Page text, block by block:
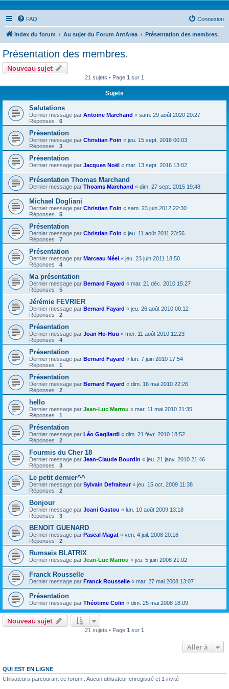
FAQ Connexion
Index du forum Au sujet du Forum AntArea Présentation des membres.
Présentation des membres.
Nouveau sujet
21 sujets • Page 1 sur 1
Sujets
Salutations
Dernier message par Antoine Marchand « sam. 29 août 2020 20:27
Réponses : 6
Présentation
Dernier message par Christian Foin « jeu. 15 sept. 2016 00:03
Réponses : 3
Présentation
Dernier message par Jacques Noël « mar. 13 sept. 2016 13:02
Présentation Thomas Marchand
Dernier message par Thoams Marchand « dim. 27 sept. 2015 19:48
Michael Dogliani
Dernier message par Christian Foin « sam. 23 juin 2012 22:30
Réponses : 5
Présentation
Dernier message par Christian Foin « jeu. 11 août 2011 23:56
Réponses : 7
Présentation
Dernier message par Marceau Néel « jeu. 23 juin 2011 18:50
Réponses : 4
Ma présentation
Dernier message par Bernard Fayard « mar. 21 déc. 2010 15:27
Réponses : 5
Jérémie FEVRIER
Dernier message par Bernard Fayard « jeu. 26 août 2010 00:12
Réponses : 2
Présentation
Dernier message par Joan Ho-Huu « mer. 11 août 2010 12:23
Réponses : 4
Présentation
Dernier message par Bernard Fayard « lun. 7 juin 2010 17:54
Réponses : 1
Présentation
Dernier message par Bernard Fayard « dim. 16 mai 2010 22:26
Réponses : 2
hello
Dernier message par Jean-Luc Marrou « mar. 11 mai 2010 21:35
Réponses : 1
Présentation
Dernier message par Léo Gagliardi « dim. 21 févr. 2010 18:52
Réponses : 2
Fourmis du Cher 18
Dernier message par Jean-Claude Bourdin « jeu. 21 janv. 2010 21:46
Réponses : 3
Le petit dernier^^
Dernier message par Sylvain Defraiteur« jeu. 15 oct. 2009 11:38
Réponses : 2
Bonjour
Dernier message par Joani Gastou « lun. 10 août 2009 13:18
Réponses : 3
BENOIT GUENARD
Dernier message par Pascal Magat « ven. 4 juil. 2008 20:16
Réponses : 2
Rumsais BLATRIX
Dernier message par Jean-Luc Marrou « jeu. 5 juin 2008 21:02
Franck Rousselle
Dernier message par Franck Rousselle « mar. 27 mai 2008 13:07
Présentation
Dernier message par Théotime Colin « dim. 25 mai 2008 18:09
Nouveau sujet
21 sujets • Page 1 sur 1
Aller à
QUI EST EN LIGNE
Utilisateurs parcourant ce forum : Aucun utilisateur enregistré et 1 invité